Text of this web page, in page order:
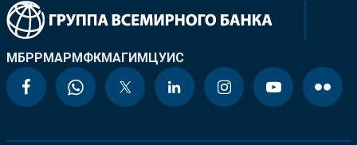
МБРРМАРМФКМАГИМЦУИС